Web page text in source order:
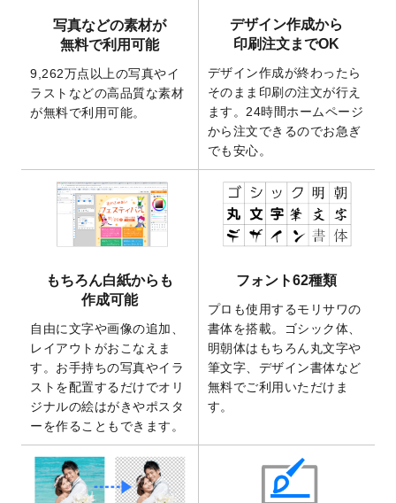
2025/12/22
2026年版4月始まりのカレンダーデザイン
テンプレート
を公開いたしました。
開いたしました。
2025/9/30
【新商品】クリアファイルバッグ が作成で
きるようになりました！
2026年午年の年賀状デザインテンプレート
を公開いたしました。
2025/9/10
喪中はがき・寒中見舞いのデザインテンプ
レートを公開いたしました。
2025/8/1
9,160万点以上の写真やイラスト素材が無料
2025/7/30
キャンバスプリントのデザインテンプレー
トを追加いたしました。
2025/6/30
暑中見舞いのデザインテンプレートを追加
しました。
2025/6/27
キャンバスプリントのデザインテンプレー
トを追加いたしました。
2025/6/24
2026年版1月始まりのカレンダーデザイン
テンプレートを公開いたしました。
2025/6/9
「背景削除機能
」を実装しました。
2025/4/3
DMのデザインテンプレートを追加しまし
写真などの素材が
無料で利用可能
9,262万点以上の写真やイ
ラストなどの高品質な素材
が無料で利用可能。
デザイン作成から
印刷注文までOK
デザイン作成が終わったら
そのまま印刷の注文が行え
ます。24時間ホームページ
から注文できるのでお急ぎ
でも安心。
もちろん白紙からも
作成可能
自由に文字や画像の追加、
レイアウトがおこなえま
す。お手持ちの写真やイラ
ストを配置するだけでオリ
ジナルの絵はがきやポスタ
ーを作ることもできます。
フォント62種類
プロも使用するモリサワの
書体を搭載。ゴシック体、
明朝体はもちろん丸文字や
筆文字、デザイン書体など
無料でご利用いただけま
す。